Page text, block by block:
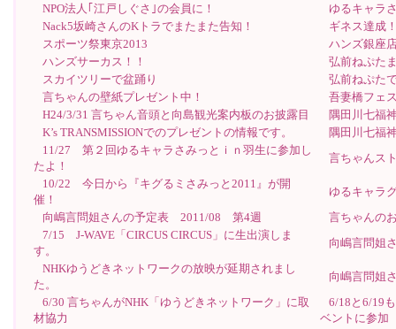
NPO法人｢江戸しぐさ｣の会員に！
ゆるキャラ
Nack5坂崎さんのKトラでまたまた告知！
ギネス達成
スポーツ祭東京2013
ハンズ銀座
ハンズサーカス！！
弘前ねぷた
スカイツリーで盆踊り
弘前ねぷた
言ちゃんの壁紙プレゼント中！
吾妻橋フェ
H24/3/31 言ちゃん音頭と向島観光案内板のお披露目
隅田川七福
K’s TRANSMISSIONでのプレゼントの情報です。
隅田川七福
11/27 第２回ゆるキャラさみっとｉｎ羽生に参加し
たよ！
言ちゃんス
10/22 今日から『キグるミさみっと2011』が開
催！
ゆるキャラ
向嶋言問姐さんの予定表 2011/08 第4週
言ちゃんの
7/15 J-WAVE「CIRCUS CIRCUS」に生出演しま
す。
向嶋言問姐
NHKゆうどきネットワークの放映が延期されまし
た。
向嶋言問姐
6/30 言ちゃんがNHK「ゆうどきネットワーク」に取
材協力
6/18と6/19
ベントに参加